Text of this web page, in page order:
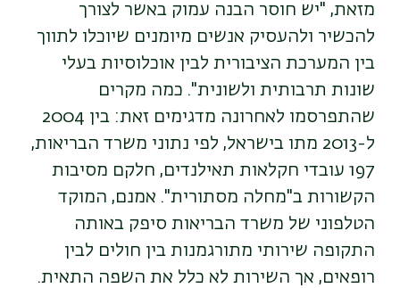
מזאת, "יש חוסר הבנה עמוק באשר לצורך
להכשיר ולהעסיק אנשים מיומנים שיוכלו לתווך
בין המערכת הציבורית לבין אוכלוסיות בעלי
שונות תרבותית ולשונית". כמה מקרים
שהתפרסמו לאחרונה מדגימים זאת: בין 2004
ל-2013
מתו בישראל, לפי נתוני משרד הבריאות,
197 עובדי חקלאות תאילנדים, חלקם מסיבות
הקשורות ב"מחלה מסתורית". אמנם, המוקד
הטלפוני של משרד הבריאות סיפק באותה
התקופה שירותי מתורגמנות בין חולים לבין
רופאים, אך השירות לא כלל את השפה התאית.